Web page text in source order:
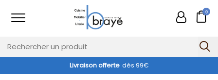
0
Livraison offerte dès 99€